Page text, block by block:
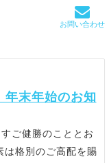
年末年始のお知
ご健勝のこととお
は格別のご高配を賜
お問い合わせ